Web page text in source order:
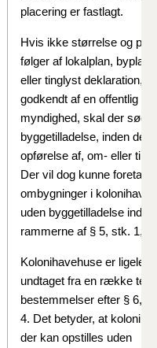
placering er fastlagt.
Hvis ikke størrelse og
følger af lokalplan,
eller tinglyst deklaration,
godkendt af en offentlig
myndighed, skal der
byggetilladelse, inden der
opførelse af, om- eller
Der vil dog kunne
ombygninger i
uden byggetilladelse
rammerne af § 5, stk. 1,
Kolonihavehuse er
undtaget fra en række
bestemmelser efter § 6,
4. Det betyder, at
der kan opstilles uden